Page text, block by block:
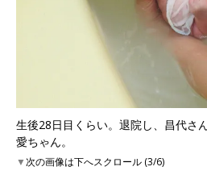
生後28日目くらい。退院し、昌代さ
愛ちゃん。
▼次の画像は下へスクロール (3/6)